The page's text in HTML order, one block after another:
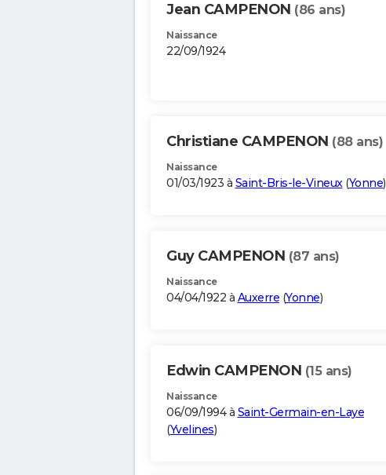
Jean CAMPENON (86 ans)
Naissance
22/09/1924
Christiane CAMPENON (88 ans)
Naissance
01/03/1923 à Saint-Bris-le-Vineux(Yonne)
Guy CAMPENON (87 ans)
Naissance
04/04/1922 à Auxerre (Yonne)
Edwin CAMPENON (15 ans)
Naissance
06/09/1994 à Saint-Germain-en-Laye
(Yvelines)